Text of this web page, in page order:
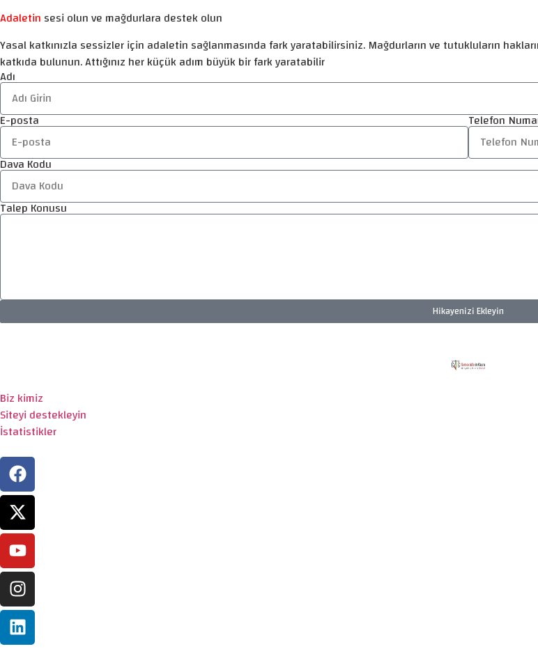
Adaletin sesi olun ve mağdurlara destek olun
Yasal katkınızla sessizler için adaletin sağlanmasında fark yaratabilirsiniz. Mağdurların ve tutukluların
katkıda bulunun. Attığınız her küçük adım büyük bir fark yaratabilir
Adı
E-posta Telefon
Dava Kodu
Talep Konusu
Hikayenizi Ekleyin
Biz kimiz
Siteyi destekleyin
İstatistikler